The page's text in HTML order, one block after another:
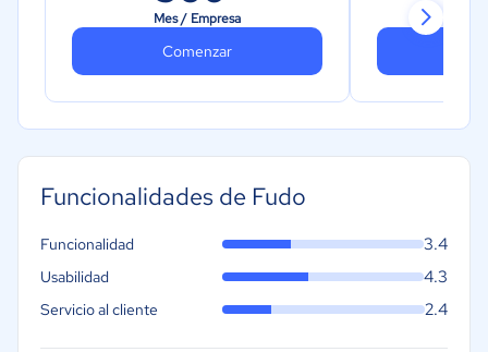
Mes / Empresa
Comenzar
Funcionalidades de Fudo
Funcionalidad 3.4
Usabilidad 4.3
Servicio al cliente 2.4